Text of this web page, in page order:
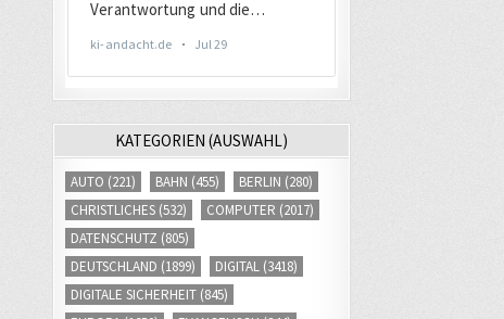
KATEGORIEN (AUSWAHL)
AUTO (221) BAHN (455) BERLIN (280)
CHRISTLICHES (532) COMPUTER (2017)
DATENSCHUTZ (805)
DEUTSCHLAND (1899) DIGITAL (3418)
DIGITALE SICHERHEIT (845)